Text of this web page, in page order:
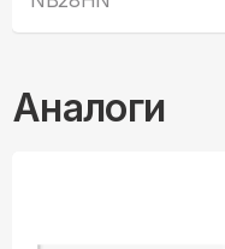
Аналоги